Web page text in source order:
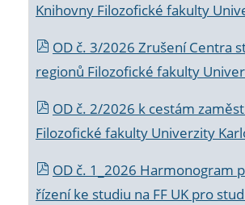
Knihovny Filozofické fakulty
OD č. 3/2026 Zrušení Centra
regionů Filozofické fakulty
OD č. 2/2026 k cestám
Filozofické fakulty Univerzity
OD č. 1_2026 Harmonogram
řízení ke studiu na FF UK pro